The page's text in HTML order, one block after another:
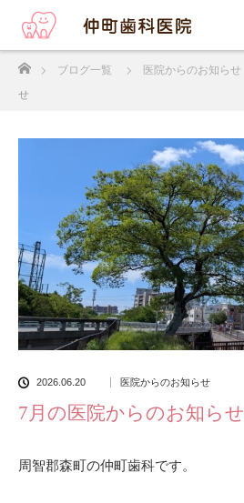
ブログ一覧 医院からのお知らせ
せ
2026.06.20 医院からのお知らせ
7月の医院からのお知らせ
周智郡森町の仲町歯科です。